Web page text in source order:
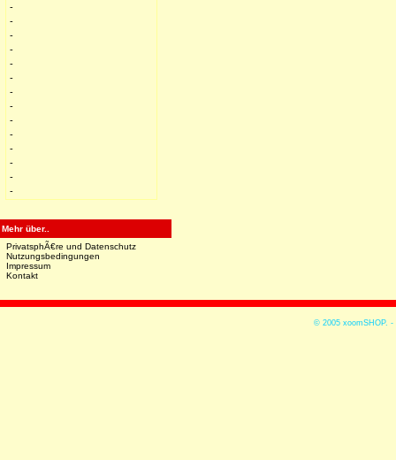
-
-
-
-
-
-
-
-
-
-
-
-
-
-
Mehr über..
PrivatsphÃ€re und Datenschutz
Nutzungsbedingungen
Impressum
Kontakt
© 2005 xoomSHOP. -